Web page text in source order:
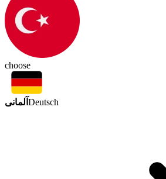
choose
آلمانی Deutsch